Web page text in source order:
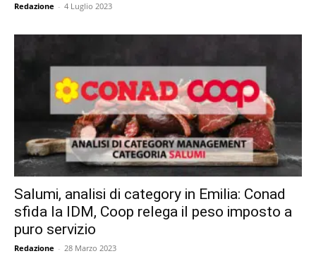
Redazione - 4 Luglio 2023
Salumi, analisi di category in Emilia: Conad
sfida la IDM, Coop relega il peso imposto a
puro servizio
Redazione - 28 Marzo 2023